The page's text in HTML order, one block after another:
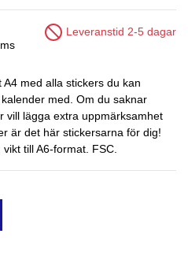
Leveranstid 2-5 dagar
med alla stickers du kan
med. Om du saknar
vill lägga extra uppmärksamhet
är det här stickersarna för dig!
till A6-format. FSC.